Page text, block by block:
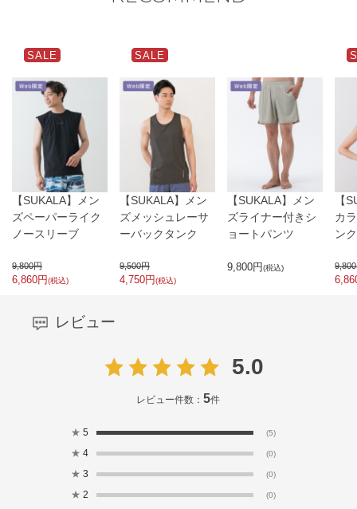
SALE
【SUKALA】メン
ズペーパーライク
ノースリーブ
9,800円
6,860円(税込)
SALE
【SUKALA】メン
ズメッシュレーサ
ーバックタンク
9,500円
4,750円(税込)
【SUKALA】メン
ズライナー付きシ
ョートパンツ
9,800円(税込)
【
カ
ン
9,800
レビュー
5.0
レビュー件数：5件
★ 5 (5)
★ 4 (0)
★ 3 (0)
★ 2 (0)